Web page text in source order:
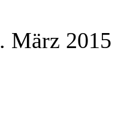
März 2015